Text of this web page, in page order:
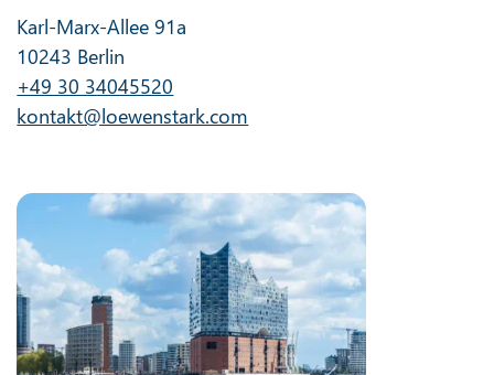
Karl-Marx-Allee 91a
10243 Berlin
+49 30 34045520
kontakt@loewenstark.com